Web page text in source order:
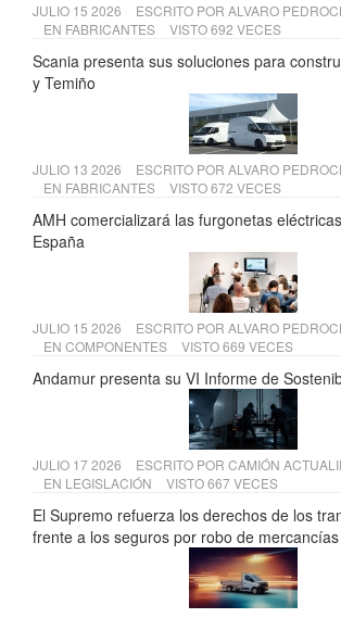
JULIO 15 2026 ESCRITO POR ALVARO
EN FABRICANTES VISTO 692 VECES
Scania presenta sus soluciones para
y Temiño
JULIO 13 2026 ESCRITO POR ALVARO
EN FABRICANTES VISTO 672 VECES
AMH comercializará las furgonetas
España
JULIO 15 2026 ESCRITO POR ALVARO
EN COMPONENTES VISTO 669 VECES
Andamur presenta su VI Informe de
JULIO 17 2026 ESCRITO POR CAMIÓN
EN LEGISLACIÓN VISTO 667 VECES
El Supremo refuerza los derechos de los
frente a los seguros por robo de mercancías